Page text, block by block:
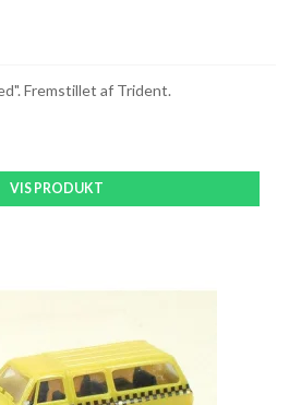
Fremstillet af Trident.
VIS PRODUKT